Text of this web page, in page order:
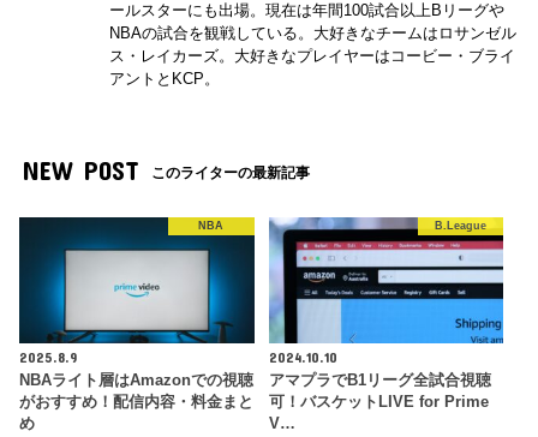
ールスターにも出場。現在は年間100試合以上Bリーグや
NBAの試合を観戦している。大好きなチームはロサンゼル
ス・レイカーズ。大好きなプレイヤーはコービー・ブライ
アントとKCP。
NEW POST このライターの最新記事
NBA
2025.8.9
NBAライト層はAmazonでの視聴
がおすすめ！配信内容・料金まと
め
B.League
2024.10.10
アマプラでB1リーグ全試合視聴
可！バスケットLIVE for Prime
V…